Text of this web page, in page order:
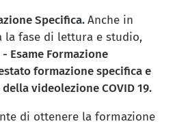
Specifica.Anche in
la fase di lettura e studio,
- Esame Formazione
formazione specifica e
videolezione COVID 19.
di ottenere la formazione